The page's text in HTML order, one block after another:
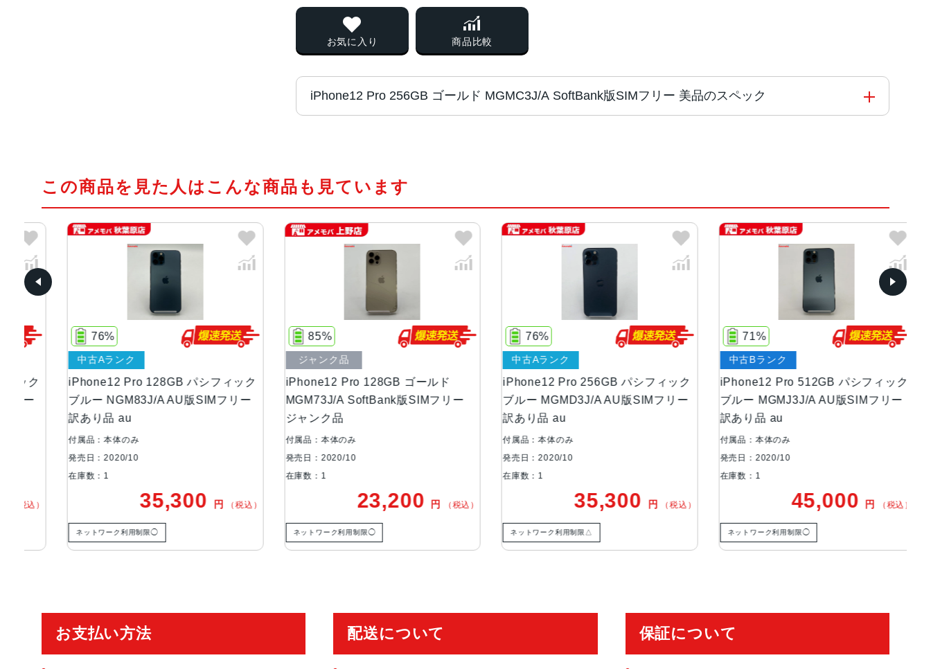
お気に入り 商品比較
iPhone12 Pro 256GB ゴールド MGMC3J/A SoftBank版SIMフリー 美品のスペック
カラー シルバー、グラファイト、ゴールド、パシフィックブルー
128GB、256GB、512GB
サイズ・重さ
Super Retina XDRディスプレイ6.1インチ（対角）オールスクリーンOLEDディス
プレイ2,532 x 1,170ピクセル解像度、460ppi
防沫性能、耐水性
能、防塵性能
IEC規格60529にもとづくIP68等級（最大水深6メートルで最大30分間）
カメラ
Pro 12MPカメラシステム：超広角、広角、望遠カメラ超広角：ƒ/2.4絞り値と120°
視野角広角：ƒ/1.6絞り値望遠：ƒ/2.0絞り値（iPhone 12 Pro）2倍の光学ズームイ
ン、2倍の光学ズームアウト、4倍の光学ズームレンジ（iPhone 12 Pro）最大10倍
トLiDARスキャナを活用したナイトモードポートレート
12MPカメラƒ/2.2絞り値
2020年10月23日
この商品を見た人はこんな商品も見ています
iPhone12 Pro 128GB パシフィック
ブルー NGM83J/A AU版SIMフリー
訳あり品 au
76%
中古Aランク
付属品：本体のみ
発売日：2020/10
在庫数：1
35,300円 （税込）
ネットワーク利用制限◯
iPhone12 Pro 128GB ゴールド
MGM73J/A SoftBank版SIMフリー
ジャンク品
85%
ジャンク品
付属品：本体のみ
発売日：2020/10
在庫数：1
23,200円 （税込）
ネットワーク利用制限◯
iPhone12 Pro 256GB パシフィック
ブルー MGMD3J/A AU版SIMフリー
訳あり品 au
76%
中古Aランク
付属品：本体のみ
発売日：2020/10
在庫数：1
35,300円 （税込）
ネットワーク利用制限△
iPhone12 Pro 512GB パシフィック
ブルー MGMJ3J/A AU版SIMフリー
訳あり品 au
71%
中古Bランク
付属品：本体のみ
発売日：2020/10
在庫数：1
45,000円 （税込）
ネットワーク利用制限◯
お支払い方法 配送について 保証について